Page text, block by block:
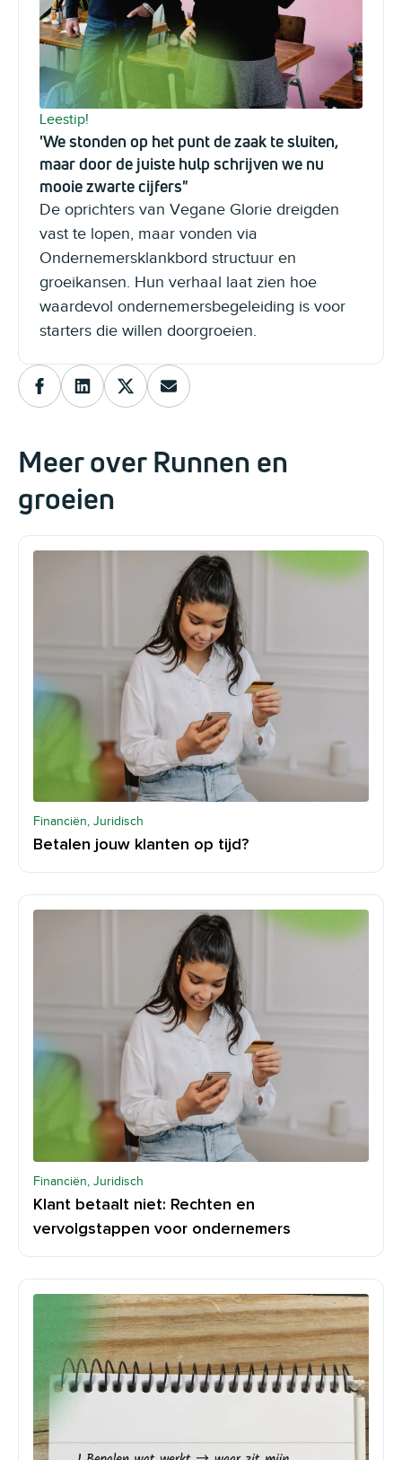
Leestip!
'We stonden op het punt de zaak te sluiten,
maar door de juiste hulp schrijven we nu
mooie zwarte cijfers"
De oprichters van Vegane Glorie dreigden
vast te lopen, maar vonden via
Ondernemersklankbord structuur en
groeikansen. Hun verhaal laat zien hoe
waardevol ondernemersbegeleiding is voor
starters die willen doorgroeien.
Meer over Runnen en
groeien
Financiën, Juridisch
Betalen jouw klanten op tijd?
Financiën, Juridisch
Klant betaalt niet: Rechten en
vervolgstappen voor ondernemers